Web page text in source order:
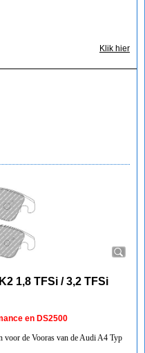
Klik hier
1,8 TFSi / 3,2 TFSi
en DS2500
voor de Vooras van de Audi A4 Typ